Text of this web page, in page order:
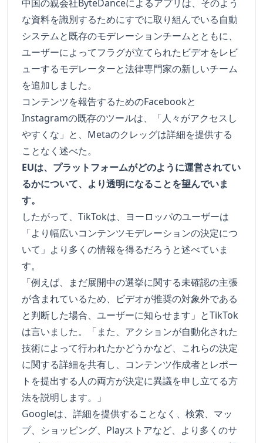
中国の親会社ByteDanceによるアプリは、そのよう
な資料を識別するためにすでに取り組んでいる自動
システムと既存のモデレーションチームとともに、
ユーザーによってフラグが立てられたビデオをレビ
ューするモデレーターと法律専門家の新しいチーム
を追加しました。
コンテンツを報告するためのFacebookと
Instagramの既存のツールは、「人々がアクセスし
やすくな」と、Metaのクレッグは詳細を提供する
ことなく述べた。
EUは、プラットフォームがどのように運営されてい
るかについて、より透明になることを望んでいま
す。
したがって、TikTokは、ヨーロッパのユーザーは
「より幅広いコンテンツモデレーションの決定につ
いて」より多くの情報を得るだろうと述べていま
す。
「例えば、まだ展開中の選挙に関する未確認の主張
が含まれているため、ビデオが推奨の対象外である
と判断した場合、ユーザーに知らせます」とTikTok
は言いました。「また、アクションが自動化された
技術によって行われたかどうかなど、これらの決定
に関する詳細を共有し、コンテンツ作成者とレポー
トを提出する人の両方が決定に異議を申し立てる方
法を説明します。」
Googleは、詳細を提供することなく、検索、マッ
プ、ショッピング、Playストアなど、より多くのサ